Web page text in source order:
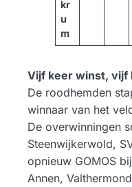
kr
u
m
Vijf keer winst, vijf
De roodhemden
winnaar van het
De overwinningen
Steenwijkerwold,
opnieuw GOMOS
Annen,